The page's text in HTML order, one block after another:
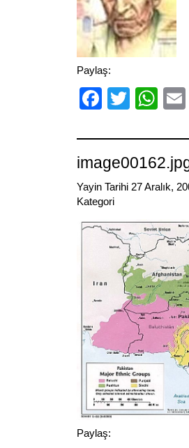
Paylaş:
Yayin Tarihi 27 Aralık,
Kategori
Paylaş: